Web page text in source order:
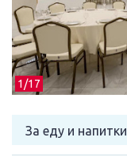
1/17
За еду и напитки